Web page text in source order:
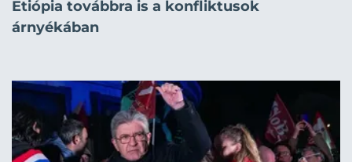
Etiópia továbbra is a konfliktusok
árnyékában